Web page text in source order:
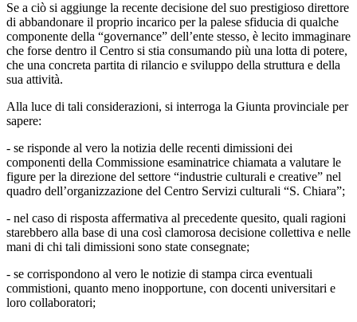
Se a ciò si aggiunge la recente decisione del suo prestigioso direttore
di abbandonare il proprio incarico per la palese sfiducia di qualche
componente della “governance” dell’ente stesso, è lecito immaginare
che forse dentro il Centro si stia consumando più una lotta di potere,
che una concreta partita di rilancio e sviluppo della struttura e della
sua attività.
Alla luce di tali considerazioni, si interroga la Giunta provinciale per
sapere:
- se risponde al vero la notizia delle recenti dimissioni dei
componenti della Commissione esaminatrice chiamata a valutare le
figure per la direzione del settore “industrie culturali e creative” nel
quadro dell’organizzazione del Centro Servizi culturali “S. Chiara”;
- nel caso di risposta affermativa al precedente quesito, quali ragioni
starebbero alla base di una così clamorosa decisione collettiva e nelle
mani di chi tali dimissioni sono state consegnate;
- se corrispondono al vero le notizie di stampa circa eventuali
commistioni, quanto meno inopportune, con docenti universitari e
loro collaboratori;